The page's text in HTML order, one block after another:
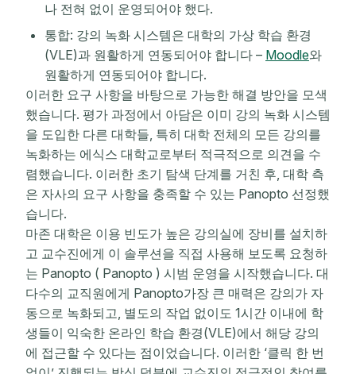
나 전혀 없이 운영되어야 했다.
통합: 강의 녹화 시스템은 대학의 가상 학습 환경
(VLE)과 원활하게 연동되어야 합니다 – Moodle와
원활하게 연동되어야 합니다.
이러한 요구 사항을 바탕으로 가능한 해결 방안을 모색
했습니다. 평가 과정에서 아담은 이미 강의 녹화 시스템
을 도입한 다른 대학들, 특히 대학 전체의 모든 강의를
녹화하는 에식스 대학교로부터 적극적으로 의견을 수
렴했습니다. 이러한 초기 탐색 단계를 거친 후, 대학 측
은 자사의 요구 사항을 충족할 수 있는 Panopto 선정했
습니다.
마존 대학은 이용 빈도가 높은 강의실에 장비를 설치하
고 교수진에게 이 솔루션을 직접 사용해 보도록 요청하
는 Panopto ( Panopto ) 시범 운영을 시작했습니다. 대
다수의 교직원에게 Panopto가장 큰 매력은 강의가 자
동으로 녹화되고, 별도의 작업 없이도 1시간 이내에 학
생들이 익숙한 온라인 학습 환경(VLE)에서 해당 강의
에 접근할 수 있다는 점이었습니다. 이러한 ‘클릭 한 번